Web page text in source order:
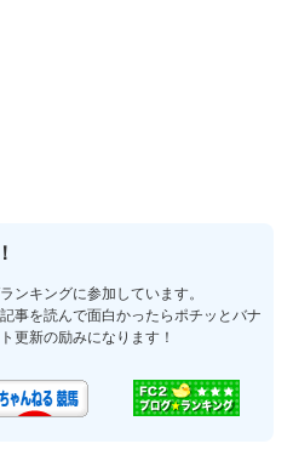
ンキングに参加しています。
事を読んで面白かったらポチッとバナ
更新の励みになります！